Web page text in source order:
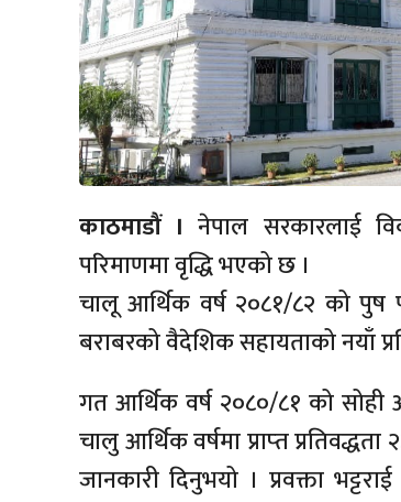
काठमाडौं । नेपाल सरकारलाई
परिमाणमा वृद्धि भएको छ ।
चालू आर्थिक वर्ष २०८१/८२ को पुष
बराबरको वैदेशिक सहायताको नयाँ
गत आर्थिक वर्ष २०८०/८१ को सोही
चालु आर्थिक वर्षमा प्राप्‍त
जानकारी दिनुभयो । प्रवक्ता